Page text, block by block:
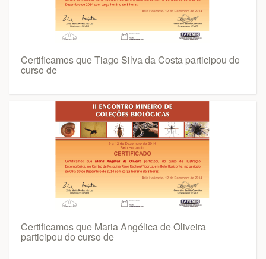
Certificamos que Tiago Silva da Costa participou do
curso de
Certificamos que Maria Angélica de Oliveira
participou do curso de